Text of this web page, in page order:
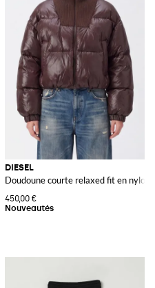
DIESEL
Doudoune courte relaxed fit en nylon
450,00 €